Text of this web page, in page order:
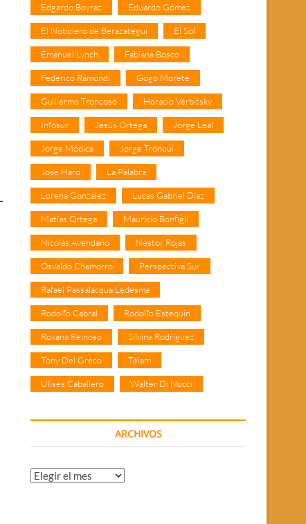
Edgardo Boyraz Eduardo Gómez
El Noticiero de Berazategui El Sol
Emanuel Lynch Fabiana Bosco
Federico Ramondi Gogo Morete
Guillermo Troncoso Horacio Verbitsky
Infosur Jesús Ortega Jorge Leal
Jorge Módica Jorge Tronqui
José Haro La Palabra
Lorena González Lucas Gabriel Díaz
Matías Ortega Mauricio Bonfigli
Nicolás Avendaño Néstor Rojas
Osvaldo Chamorro Perspectiva Sur
Rafael Passalacqua Ledesma
Rodolfo Cabral Rodolfo Estequin
Roxana Reinoso Silvina Rodríguez
Tony Del Greco Télam
Ulises Caballero Walter Di Nucci
ARCHIVOS
Archivos